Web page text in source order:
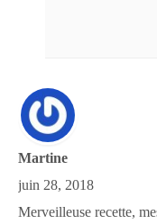
Martine
juin 28, 2018
Merveilleuse recette,